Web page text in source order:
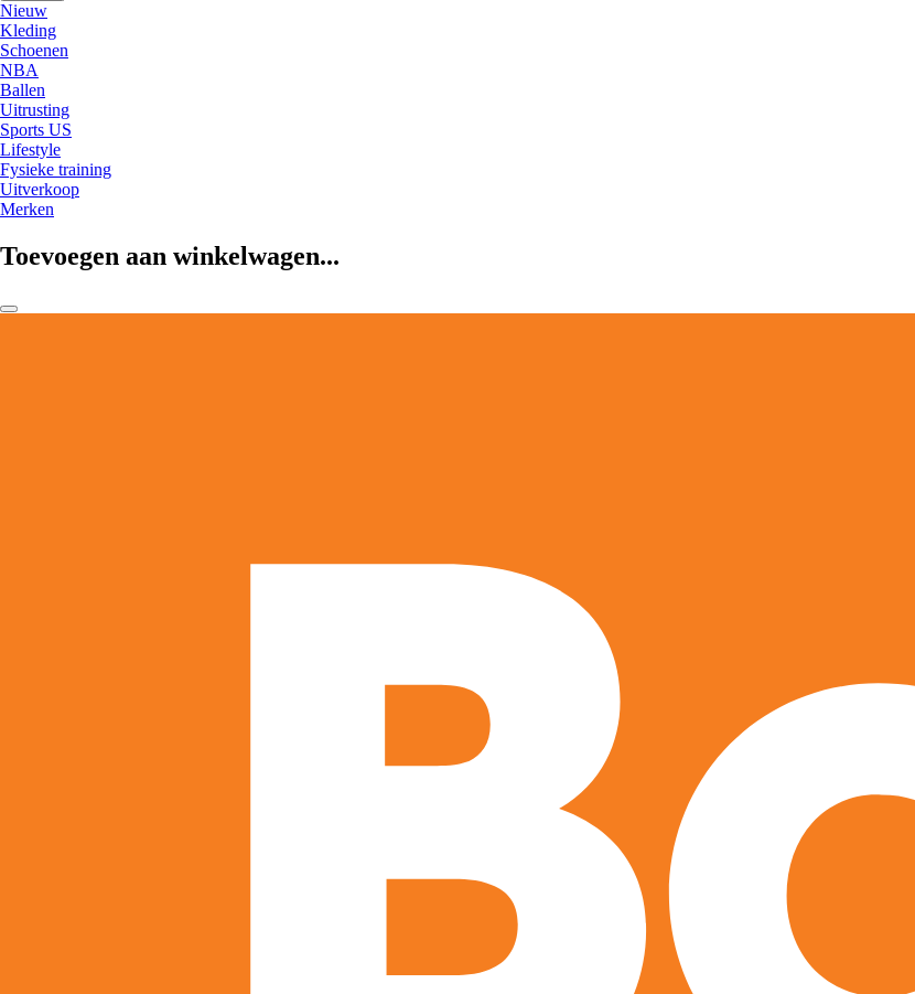
Nieuw
Kleding
Schoenen
NBA
Ballen
Uitrusting
Sports US
Lifestyle
Fysieke training
Uitverkoop
Merken
Toevoegen aan winkelwagen...